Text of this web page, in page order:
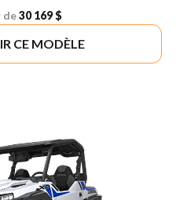
de30 169 $
CE MODÈLE